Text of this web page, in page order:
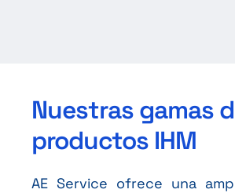
Nuestras gamas
productos IHM
AE Service ofrece una